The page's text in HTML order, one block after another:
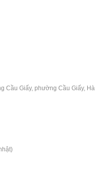
Cầu Giấy, phường Cầu Giấy, Hà